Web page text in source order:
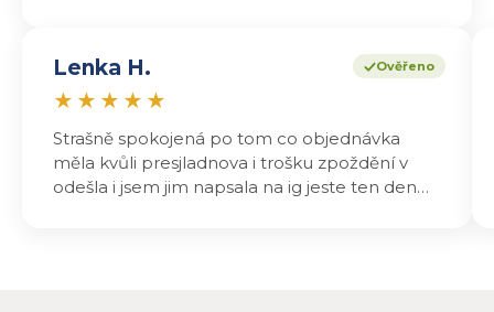
Ověřeno
Lenka H.
★ ★ ★ ★ ★
Strašně spokojená po tom co objednávka
měla kvůli presjladnova i trošku zpoždění v
odešla i jsem jim napsala na ig jeste ten den